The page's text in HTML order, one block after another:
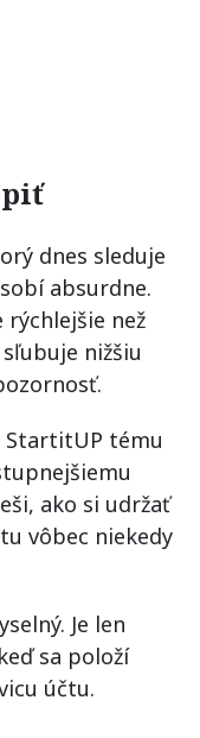
dnes sleduje
absurdne.
rýchlejšie než
nižšiu
tému
ako si udržať
vôbec niekedy
Je len
sa položí
účtu.